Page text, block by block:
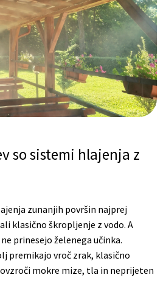
so sistemi hlajenja z
zunanjih površin najprej
klasično škropljenje z vodo. A
prinesejo želenega učinka.
premikajo vroč zrak, klasično
mokre mize, tla in neprijeten